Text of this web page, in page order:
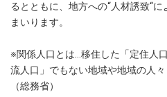
るとともに、地方への“人材誘致“
まいります。
※関係人口とは…移住した「定住人
流人口」でもない地域や地域の人
（総務省）